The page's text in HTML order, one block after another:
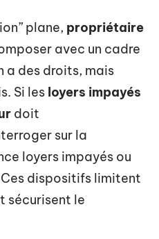
plane, propriétaire
avec un cadre
a des droits, mais
Si les loyers impayés
doit
sur la
loyers impayés ou
Ces dispositifs limitent
sécurisent le